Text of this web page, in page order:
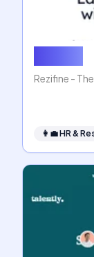
Rezifine -
👩‍💼HR &